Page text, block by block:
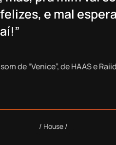
e mal
de “Venice”, de HAAS e
House